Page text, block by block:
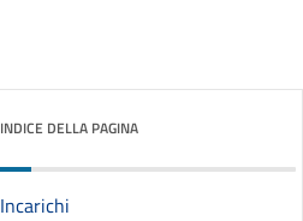
INDICE DELLA PAGINA
Incarichi